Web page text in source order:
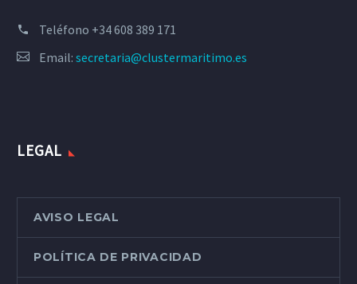
Teléfono +34 608 389 171
Email: secretaria@clustermaritimo.es
LEGAL
AVISO LEGAL
POLÍTICA DE PRIVACIDAD